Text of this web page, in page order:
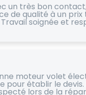
un très bon
de qualité à un prix
soignée et
moteur volet
pour établir le devis.
lors de la